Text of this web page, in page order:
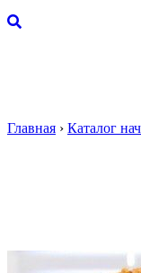
Главная › Каталог